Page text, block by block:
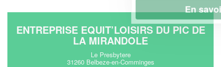
ENTREPRISE EQUIT’LOISIRS DU PIC DE
LA MIRANDOLE
Le Presbytere
31260 Belbeze-en-Comminges
En savoir plus